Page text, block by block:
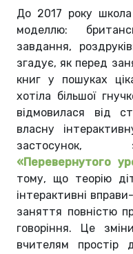
До 2017 року
моделлю:
завдання,
згадує, як перед
книг у пошуках
хотіла більшої
відмовилася від
власну
застосунок,
«Перевернутого
тому, що теорію
інтерактивні
заняття повністю
говоріння. Це
вчителям простір